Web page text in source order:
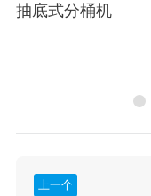
抽底式分桶机
上一个